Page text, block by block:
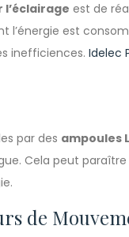
est de
est
inefficiences. Idelec
par des ampoules
Cela peut
de